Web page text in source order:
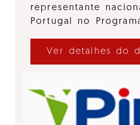
representante
Portugal no
Ver detalhes do